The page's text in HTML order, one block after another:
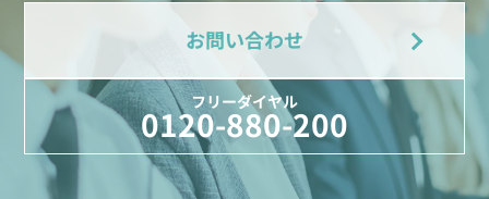
お問い合わせ
フリーダイヤル
0120-880-200